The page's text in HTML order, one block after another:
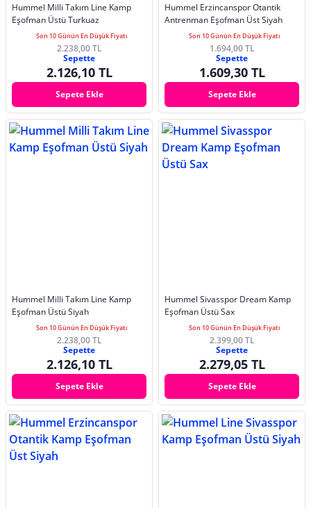
Hummel Milli Takım Line Kamp
Eşofman Üstü Turkuaz
Son 10 Günün En Düşük Fiyatı
2.238,00 TL
Sepette
2.126,10 TL
Sepete Ekle
Hummel Erzincanspor Otantik
Antrenman Eşofman Üst Siyah
Son 10 Günün En Düşük Fiyatı
1.694,00 TL
Sepette
1.609,30 TL
Sepete Ekle
Hummel Milli Takım Line Kamp
Eşofman Üstü Siyah
Son 10 Günün En Düşük Fiyatı
2.238,00 TL
Sepette
2.126,10 TL
Sepete Ekle
Hummel Sivasspor Dream Kamp
Eşofman Üstü Sax
Son 10 Günün En Düşük Fiyatı
2.399,00 TL
Sepette
2.279,05 TL
Sepete Ekle